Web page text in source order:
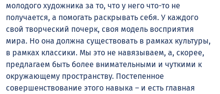
молодого художника за то, что у него что-то не
получается, а помогать раскрывать себя. У каждого
свой творческий почерк, своя модель восприятия
мира. Но она должна существовать в рамках культуры,
в рамках классики. Мы это не навязываем, а, скорее,
предлагаем быть более внимательными и чуткими к
окружающему пространству. Постепенное
совершенствование этого навыка – и есть главная